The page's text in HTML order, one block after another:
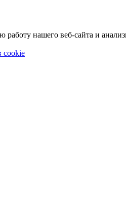
нашего веб-сайта и
cookie